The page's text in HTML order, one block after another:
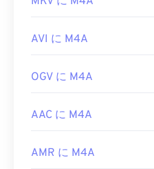
AVI に M4A
OGV に M4A
AAC に M4A
AMR に M4A